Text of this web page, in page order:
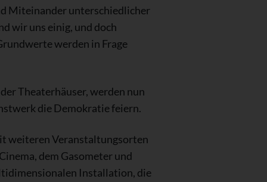
Miteinander unterschiedlicher
wir uns einig, und doch
werden in Frage
Theaterhäuser, werden nun
die Demokratie feiern.
weiteren Veranstaltungsorten
dem Gasometer und
Installation, die